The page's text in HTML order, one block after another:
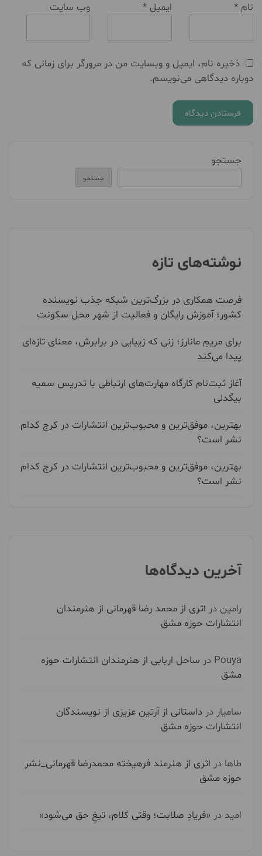
نام * ایمیل * وب‌ سایت
ذخیره نام، ایمیل و وبسایت من در مرورگر برای زمانی که
دوباره دیدگاهی می‌نویسم.
جستجو
جستجو
نوشته‌های تازه
فرصت همکاری در بزرگ‌ترین شبکه جذب نویسنده
کشور؛ آموزش رایگان و فعالیت از شهر محل سکونت
برای مریمِ مانارز؛ زنی که زیبایی در برابرش، معنای تازه‌ای
پیدا می‌کند
آغاز ثبت‌نام کارگاه مهارت‌های ارتباطی با تدریس سمیه
بیگدلی
بهترین، موفق‌ترین و محبوب‌ترین انتشارات در کرج کدام
نشر است؟
بهترین، موفق‌ترین و محبوب‌ترین انتشارات در کرج کدام
نشر است؟
آخرین دیدگاه‌ها
رامیندر اثری از محمد رضا قهرمانی از هنرمندان
انتشارات حوزه مشق
Pouyaدر ساحل اربابی از هنرمندان انتشارات حوزه
مشق
سامیاردر داستانی از آرتین عزیزی از نویسندگان
انتشارات حوزه مشق
طاهادر اثری از هنرمند فرهیخته محمدرضا قهرمانی_نشر
حوزه مشق
امیددر «فریادِ صلابت؛ وقتی کلام، تیغِ حق می‌شود»